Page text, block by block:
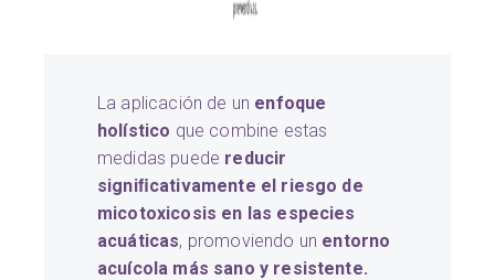
La aplicación de un enfoque
holístico que combine estas
medidas puede reducir
signiﬁcativamente el riesgo de
micotoxicosis en las especies
acuáticas, promoviendo un entorno
acuícola más sano y resistente.